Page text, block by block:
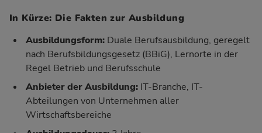
In Kürze: Die Fakten zur Ausbildung
Ausbildungsform: Duale Berufsausbildung, geregelt
nach Berufsbildungsgesetz (BBiG), Lernorte in der
Regel Betrieb und Berufsschule
Anbieter der Ausbildung: IT-Branche, IT-
Abteilungen von Unternehmen aller
Wirtschaftsbereiche